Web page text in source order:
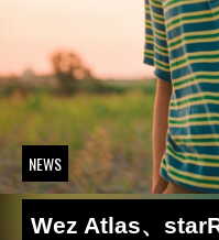
NEWS
Wez Atlas、